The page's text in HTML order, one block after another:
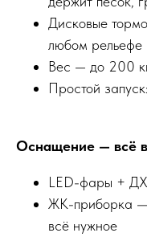
Дисковые
любом рельефе
Вес — до 200
Простой
Оснащение — всё
LED-фары +
ЖК-приборка —
всё нужное